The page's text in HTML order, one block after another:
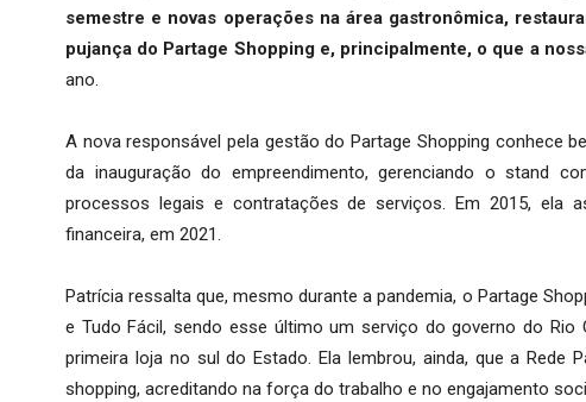
semestre e novas operações na área gastronômica,
pujança do Partage Shopping e, principalmente, o que a
ano.
A nova responsável pela gestão do Partage Shopping conhece
da inauguração do empreendimento, gerenciando o stand
processos legais e contratações de serviços. Em 2015, ela
financeira, em 2021.
Patrícia ressalta que, mesmo durante a pandemia, o Partage
e Tudo Fácil, sendo esse último um serviço do governo do
primeira loja no sul do Estado. Ela lembrou, ainda, que a Rede
shopping, acreditando na força do trabalho e no engajamento